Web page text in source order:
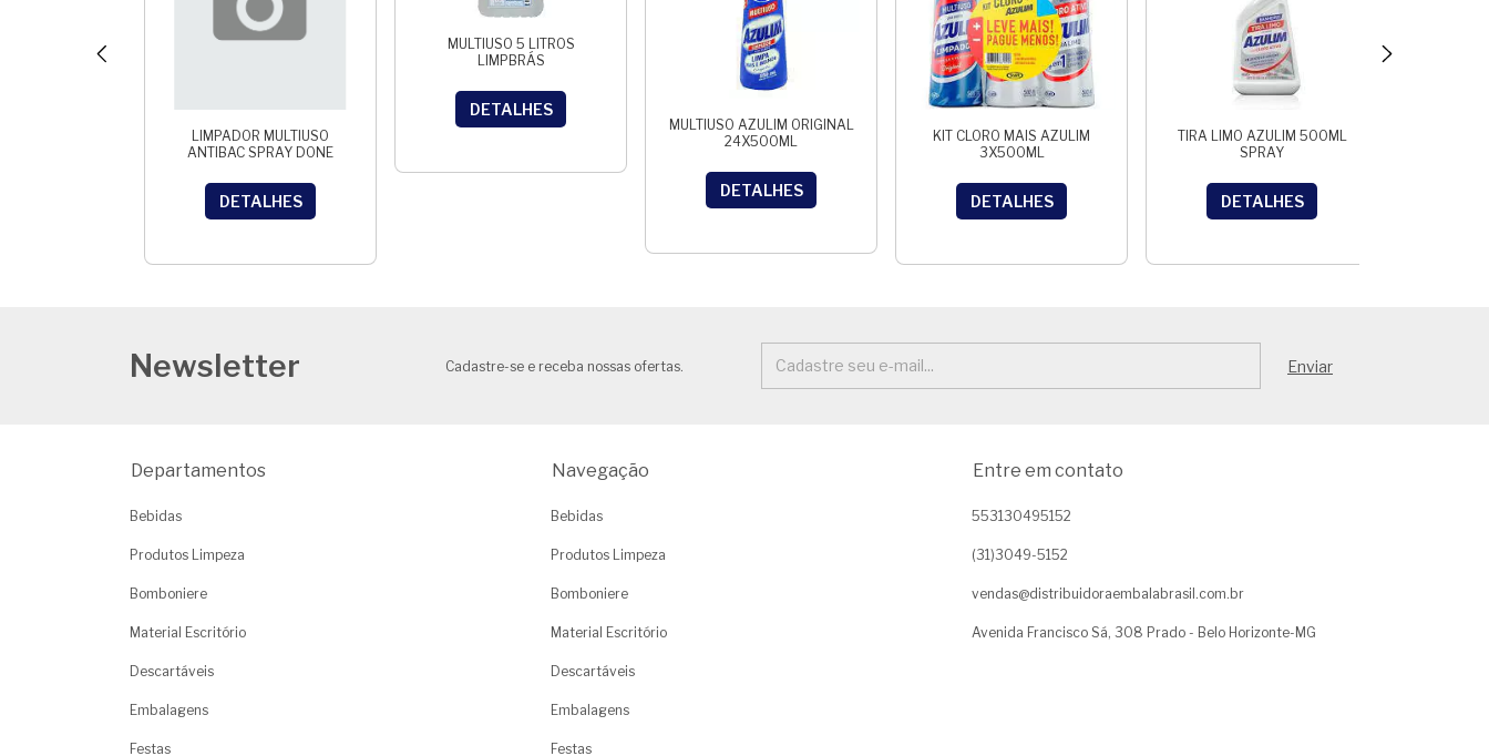
LIMPADOR MULTIUSO
ANTIBAC SPRAY DONE
DETALHES
MULTIUSO 5 LITROS
LIMPBRÁS
DETALHES
MULTIUSO AZULIM ORIGINAL
24X500ML
DETALHES
KIT CLORO MAIS AZULIM
3X500ML
DETALHES
TIRA LIMO AZULIM 500ML
SPRAY
DETALHES
Newsletter Cadastre-se e receba nossas ofertas.
Departamentos
Bebidas
Produtos Limpeza
Bomboniere
Material Escritório
Descartáveis
Embalagens
Festas
Navegação
Bebidas
Produtos Limpeza
Bomboniere
Material Escritório
Descartáveis
Embalagens
Festas
Entre em contato
553130495152
(31)3049-5152
vendas@distribuidoraembalabrasil.com.br
Avenida Francisco Sá, 308 Prado - Belo Horizonte-MG